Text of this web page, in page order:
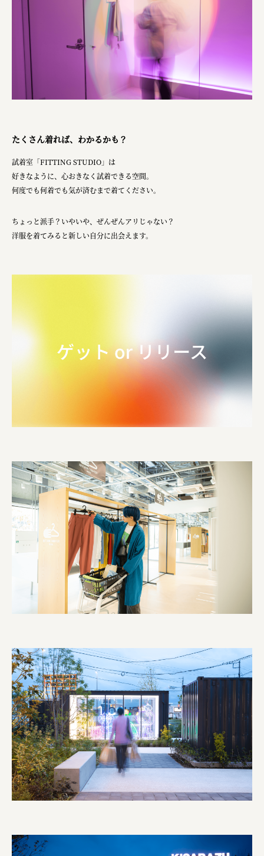
たくさん着れば、わかるかも？
試着室「FITTING STUDIO」は
好きなように、心おきなく試着できる空間。
何度でも何着でも気が済むまで着てください。
ちょっと派手？いやいや、ぜんぜんアリじゃない？
洋服を着てみると新しい自分に出会えます。